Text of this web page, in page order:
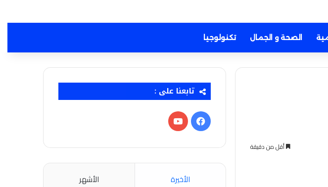
الصحة و الجمال تكنولوجيا
أقل من دقيقة
تابعنا على :
فيسبوك‫YouTube
الأخيرة الأشهر